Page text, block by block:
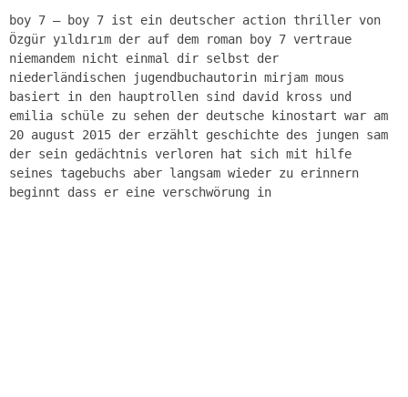
boy 7 – boy 7 ist ein deutscher action thriller von
Özgür yıldırım der auf dem roman boy 7 vertraue
niemandem nicht einmal dir selbst der
niederländischen jugendbuchautorin mirjam mous
basiert in den hauptrollen sind david kross und
emilia schüle zu sehen der deutsche kinostart war am
20 august 2015 der erzählt geschichte des jungen sam
der sein gedächtnis verloren hat sich mit hilfe
seines tagebuchs aber langsam wieder zu erinnern
beginnt dass er eine verschwörung in